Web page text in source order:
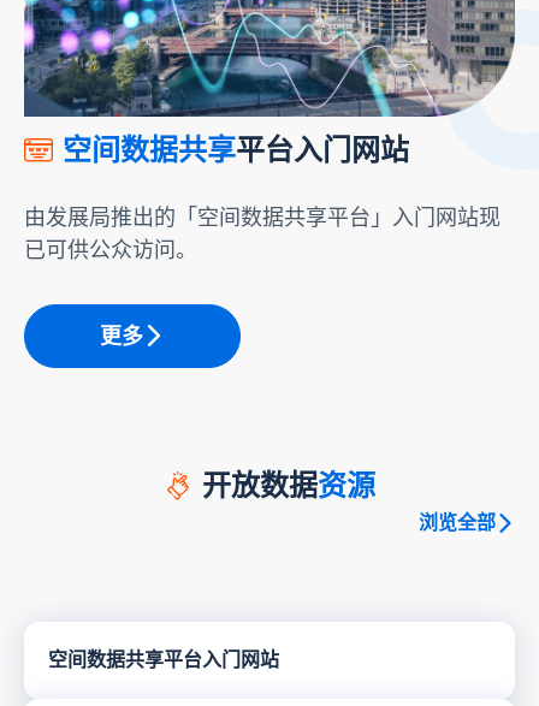
空间数据共享平台入门网站
由发展局推出的「空间数据共享平台」入门网站现
已可供公众访问。
更多
开放数据资源
浏览全部
空间数据共享平台入门网站